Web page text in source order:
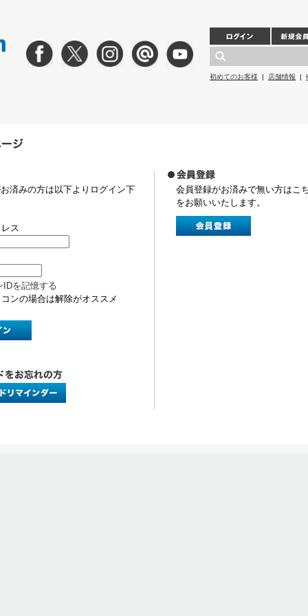
初めてのお客様 | 店舗情報 |
済みの方は以下よりログイン下
ス
IDを記憶する
ンの場合は解除がオススメ
会員登録がお済みで無い方はこ
をお願いいたします。